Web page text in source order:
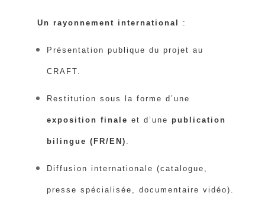
Un rayonnement international :
Présentation publique du projet au
CRAFT.
Restitution sous la forme d’une
exposition finale et d’une publication
bilingue (FR/EN)
Diffusion internationale (catalogue,
presse spécialisée, documentaire vidéo).